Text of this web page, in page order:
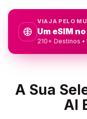
VIAJA PELO
Um eSIM
210+ Destinos
A Sua
AI